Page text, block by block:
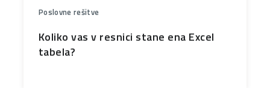
Poslovne rešitve
Koliko vas v resnici stane ena Excel
tabela?